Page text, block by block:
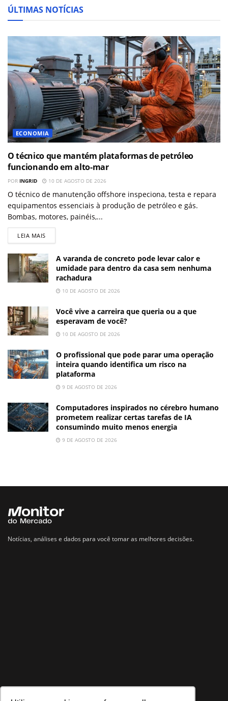
ÚLTIMAS NOTÍCIAS
ECONOMIA
O técnico que mantém plataformas de petróleo
funcionando em alto-mar
POR INGRID 10 DE AGOSTO DE 2026
O técnico de manutenção offshore inspeciona, testa e repara
equipamentos essenciais à produção de petróleo e gás.
Bombas, motores, painéis,...
LEIA MAIS
A varanda de concreto pode levar calor e
umidade para dentro da casa sem nenhuma
rachadura
10 DE AGOSTO DE 2026
Você vive a carreira que queria ou a que
esperavam de você?
10 DE AGOSTO DE 2026
O profissional que pode parar uma operação
inteira quando identifica um risco na
plataforma
9 DE AGOSTO DE 2026
Computadores inspirados no cérebro humano
prometem realizar certas tarefas de IA
consumindo muito menos energia
9 DE AGOSTO DE 2026
Notícias, análises e dados para você tomar as melhores decisões.